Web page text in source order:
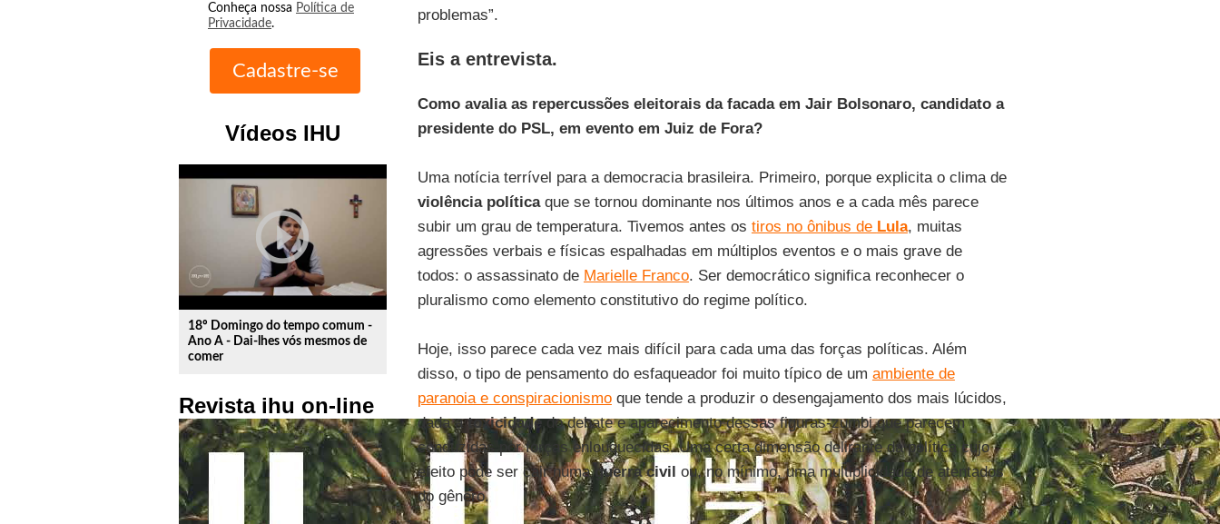
Conheça nossa Política de
Privacidade.
Vídeos IHU
play_circle_outline
18º Domingo do tempo comum -
Ano A - Dai-lhes vós mesmos de
comer
Revista ihu on-line
problemas”.
Eis a entrevista.
Como avalia as repercussões eleitorais da facada em Jair Bolsonaro, candidato a
presidente do PSL, em evento em Juiz de Fora?
Uma notícia terrível para a democracia brasileira. Primeiro, porque explicita o clima de
violência políticaque se tornou dominante nos últimos anos e a cada mês parece
subir um grau de temperatura. Tivemos antes os tiros no ônibus de Lula, muitas
agressões verbais e físicas espalhadas em múltiplos eventos e o mais grave de
todos: o assassinato de Marielle Franco. Ser democrático significa reconhecer o
pluralismo como elemento constitutivo do regime político.
Hoje, isso parece cada vez mais difícil para cada uma das forças políticas. Além
disso, o tipo de pensamento do esfaqueador foi muito típico de um ambiente de
paranoia e conspiracionismoque tende a produzir o desengajamento dos mais lúcidos,
dada atoxicidadedo debate e aparecimento dessas figuras-zumbi que parecem
conduzidas por forças enlouquecidas. Uma certa dimensão delirante da política cujo
efeito pode ser cair numa guerra civil ou, no mínimo, uma multiplicidade de atentados
do gênero.